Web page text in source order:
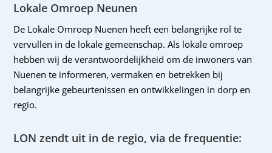
Lokale Omroep Neunen
De Lokale Omroep Nuenen heeft een belangrijke rol te
vervullen in de lokale gemeenschap. Als lokale omroep
hebben wij de verantwoordelijkheid om de inwoners van
Nuenen te informeren, vermaken en betrekken bij
belangrijke gebeurtenissen en ontwikkelingen in dorp en
regio.
LON zendt uit in de regio, via de frequentie: